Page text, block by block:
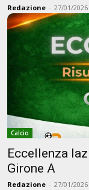
Redazione - 27/01/2026
Calcio
Eccellenza
Girone A
Redazione - 27/01/2026